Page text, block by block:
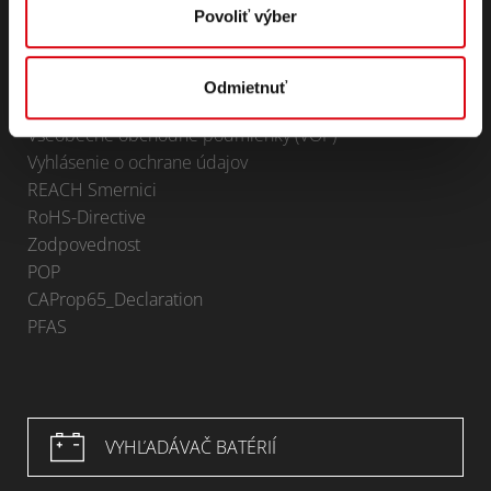
Povoliť výber
Odmietnuť
KONTAKT
Všeobecné obchodné podmienky (VOP)
Vyhlásenie o ochrane údajov
REACH Smernici
RoHS-Directive
Zodpovednost
POP
CAProp65_Declaration
PFAS
VYHĽADÁVAČ BATÉRIÍ